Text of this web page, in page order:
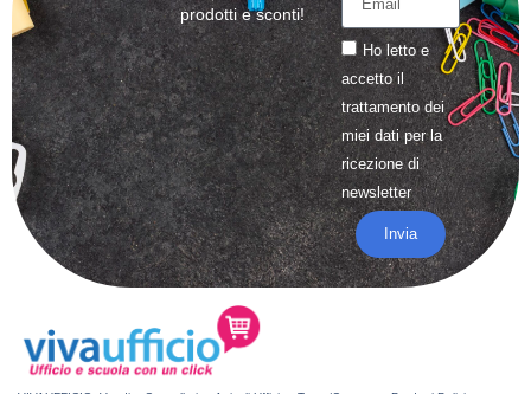
prodotti e sconti!
Ho letto e
accetto il
trattamentodei
miei dati per la
ricezione di
newsletter
Invia